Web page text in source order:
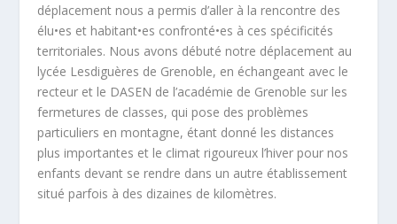
déplacement nous a permis d’aller à la rencontre des
élu•es et habitant•es confronté•es à ces spécificités
territoriales. Nous avons débuté notre déplacement au
lycée Lesdiguères de Grenoble, en échangeant avec le
recteur et le DASEN de l’académie de Grenoble sur les
fermetures de classes, qui pose des problèmes
particuliers en montagne, étant donné les distances
plus importantes et le climat rigoureux l’hiver pour nos
enfants devant se rendre dans un autre établissement
situé parfois à des dizaines de kilomètres.